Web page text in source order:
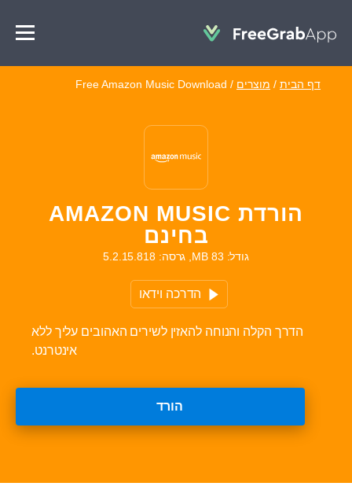
דף הבית / מוצרים /
Free Amazon Music Download
הורדת AMAZON MUSIC
בחינם
גודל: 83 MB, גרסה: 5.2.15.818
הדרכה וידאו
הדרך הקלה והנוחה להאזין לשירים האהובים עליך ללא
אינטרנט.
הורד